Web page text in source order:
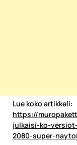
Lue koko artikkeli:
https://
julkaisi-ko-
2080-super-